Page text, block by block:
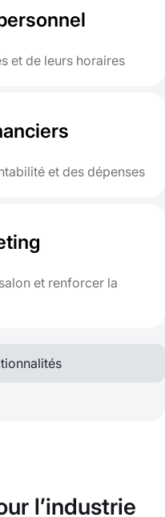
et de leurs horaires
et des dépenses
et renforcer la
l’industrie